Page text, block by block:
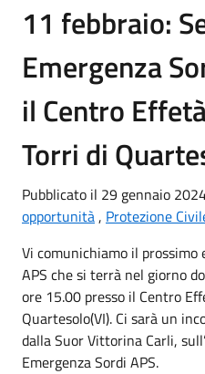
11 febbraio:
Emergenza
il Centro
Torri di
Pubblicato il 29 gennaio
opportunità, Protezione
Vi comunichiamo il prossimo
APS che si terrà nel giorno
ore 15.00 presso il Centro
Quartesolo(VI). Ci sarà un
dalla Suor Vittorina Carli,
Emergenza Sordi APS.